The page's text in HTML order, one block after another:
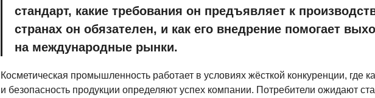
стандарт, какие требования он предъявляет к
странах он обязателен, и как его внедрение помогает
на международные рынки.
Косметическая промышленность работает в условиях жёсткой конкуренции, где
и безопасность продукции определяют успех компании. Потребители ожидают